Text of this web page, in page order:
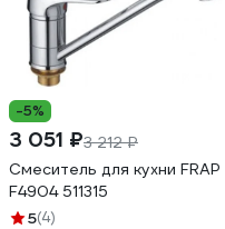
-5%
3 051 ₽3 212 ₽
Смеситель для кухни FRAP
F4904 511315
5(4)